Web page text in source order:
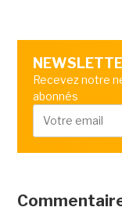
Recevez notre
abonnés